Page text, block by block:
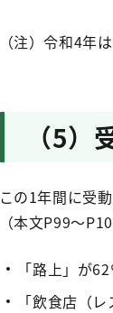
（注）令和4年
（5
この1年間に受
（本文P99～
「路上」が
「飲食店（